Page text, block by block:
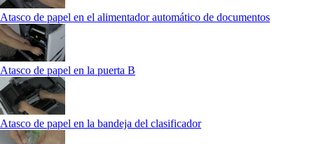
Atasco de papel en el alimentador automático de documentos
Atasco de papel en la puerta B
Atasco de papel en la bandeja del clasificador